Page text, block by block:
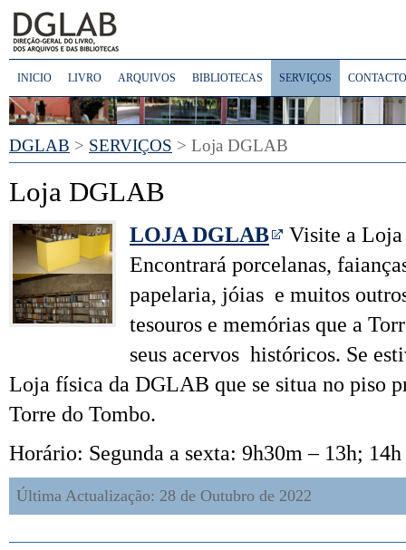
INICIO LIVRO ARQUIVOS BIBLIOTECAS SERVIÇOS
DGLAB > SERVIÇOS > Loja DGLAB
Loja DGLAB
LOJA DGLAB
Visite a
Encontrará porcelanas,
papelaria, jóias e muitos
tesouros e memórias que a
seus acervos históricos. Se
Loja física da DGLAB que se situa no piso
Torre do Tombo.
Horário: Segunda a sexta: 9h30m – 13h;
Última Actualização: 28 de Outubro de 2022